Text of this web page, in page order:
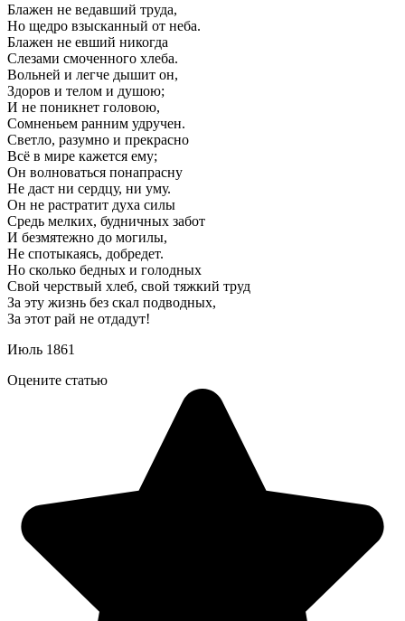
Блажен не ведавший труда,
Но щедро взысканный от неба.
Блажен не евший никогда
Слезами смоченного хлеба.
Вольней и легче дышит он,
Здоров и телом и душою;
И не поникнет головою,
Сомненьем ранним удручен.
Светло, разумно и прекрасно
Всё в мире кажется ему;
Он волноваться понапрасну
Не даст ни сердцу, ни уму.
Он не растратит духа силы
Средь мелких, будничных забот
И безмятежно до могилы,
Не спотыкаясь, добредет.
Но сколько бедных и голодных
Свой черствый хлеб, свой тяжкий труд
За эту жизнь без скал подводных,
За этот рай не отдадут!
Июль 1861
Оцените статью